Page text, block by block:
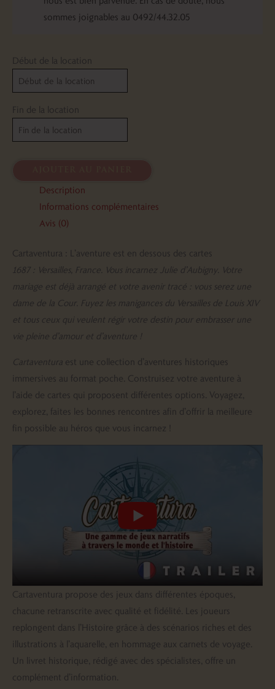
sommes joignables au 0492/44.32.05
Début de la location
Fin de la location
Description
Informations complémentaires
Avis (0)
Cartaventura : L’aventure est en dessous des cartes
1687 : Versailles, France. Vous incarnez Julie d’Aubigny. Votre
mariage est déjà arrangé et votre avenir tracé : vous serez une
dame de la Cour. Fuyez les manigances du Versailles de Louis XIV
et tous ceux qui veulent régir votre destin pour embrasser une
vie pleine d’amour et d’aventure !
Cartaventura est une collection d’aventures historiques
immersives au format poche. Construisez votre aventure à
l’aide de cartes qui proposent différentes options. Voyagez,
explorez, faites les bonnes rencontres afin d’offrir la meilleure
fin possible au héros que vous incarnez !
Cartaventura propose des jeux dans différentes époques,
chacune retranscrite avec qualité et fidélité. Les joueurs
replongent dans l’Histoire grâce à des scénarios riches et des
illustrations à l’aquarelle, en hommage aux carnets de voyage.
Un livret historique, rédigé avec des spécialistes, offre un
complément d’information.